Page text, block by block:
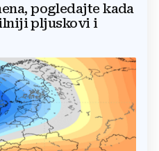
pogledajte kada
pljuskovi i